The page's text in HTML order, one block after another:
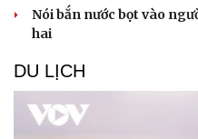
Làm đẹp - giảm cân
Phòng mạch online
Nói bắn nước bọt vào
hai
DU LỊCH